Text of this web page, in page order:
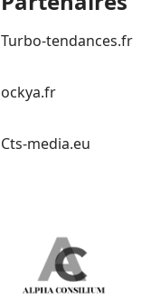
Turbo-tendances.fr
ockya.fr
Cts-media.eu